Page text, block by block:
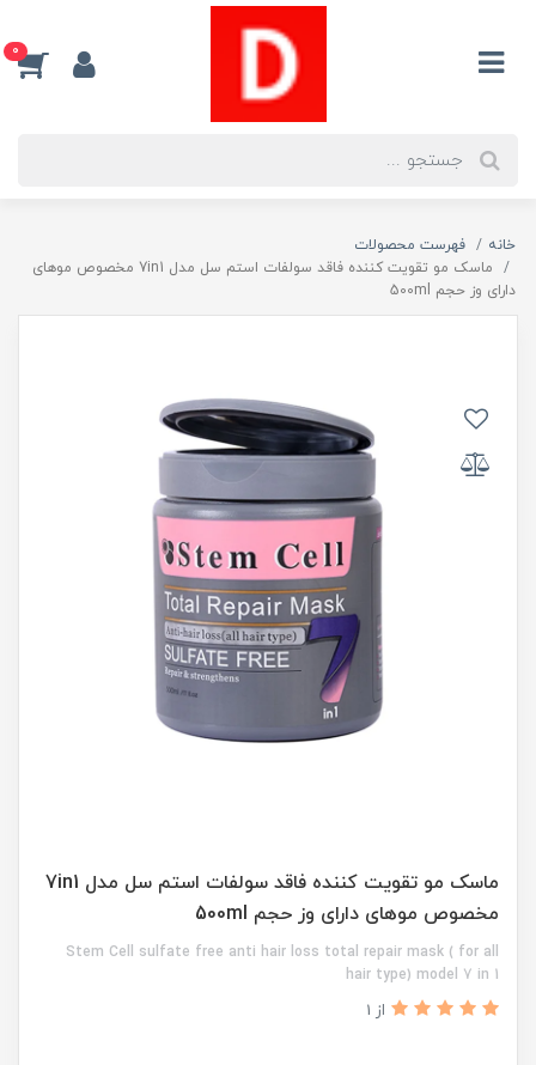
0
خانه
فهرست محصولات
ماسک مو تقویت کننده فاقد سولفات استم سل مدل 7in1 مخصوص موهای
دارای وز حجم 500ml
ماسک مو تقویت کننده فاقد سولفات استم سل مدل 7in1
مخصوص موهای دارای وز حجم 500ml
Stem Cell sulfate free anti hair loss total repair mask ( for all
hair type) model 7 in 1
از 1